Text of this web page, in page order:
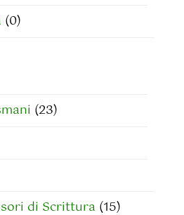
(0)
(23)
di Scrittura (15)